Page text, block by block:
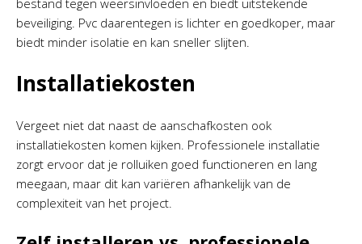
bestand tegen weersinvloeden en biedt uitstekende
beveiliging. Pvc daarentegen is lichter en goedkoper, maar
biedt minder isolatie en kan sneller slijten.
Installatiekosten
Vergeet niet dat naast de aanschafkosten ook
installatiekosten komen kijken. Professionele installatie
zorgt ervoor dat je rolluiken goed functioneren en lang
meegaan, maar dit kan variëren afhankelijk van de
complexiteit van het project.